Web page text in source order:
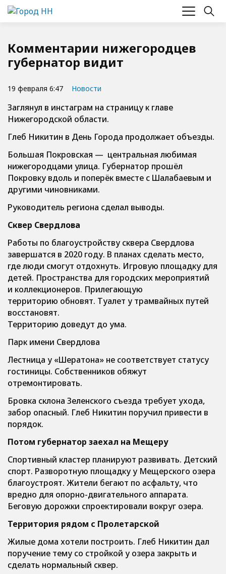
Комментарии нижегородцев
губернатор видит
19 февраля 6:47 Новости
Заглянул в инстаграм на страницу к главе
Нижегородской области.
Глеб Никитин в День Города продолжает объезды.
Большая Покровская — центральная любимая
нижегородцами улица. Губернатор прошёл
Покровку вдоль и поперёк вместе с Шалабаевым и
другими чиновниками.
Руководитель региона сделал выводы.
Сквер Свердлова
Работы по благоустройству сквера Свердлова
завершатся в 2020 году. В планах сделать место,
где люди смогут отдохнуть. Игровую площадку для
детей. Пространства для городских мероприятий
и коллекционеров. Прилегающую
территорию обновят. Туалет у трамвайных путей
восстановят.
Территорию доведут до ума.
Парк имени Свердлова
Лестница у «Шератона» не соответствует статусу
гостиницы. Собственников обяжут
отремонтировать.
Бровка склона Зеленского съезда требует ухода,
забор опасный. Глеб Никитин поручил привести в
порядок.
Потом губернатор заехал на Мещеру
Спортивный кластер планируют развивать. Детский
спорт. Разворотную площадку у Мещерского озера
благоустроят. Жители бегают по асфальту, что
вредно для опорно-двигательного аппарата.
Беговую дорожки спроектировали вокруг озера.
Территория рядом с Пролетарской
Жилые дома хотели построить. Глеб Никитин дал
поручение тему со стройкой у озера закрыть и
сделать нормальный сквер.